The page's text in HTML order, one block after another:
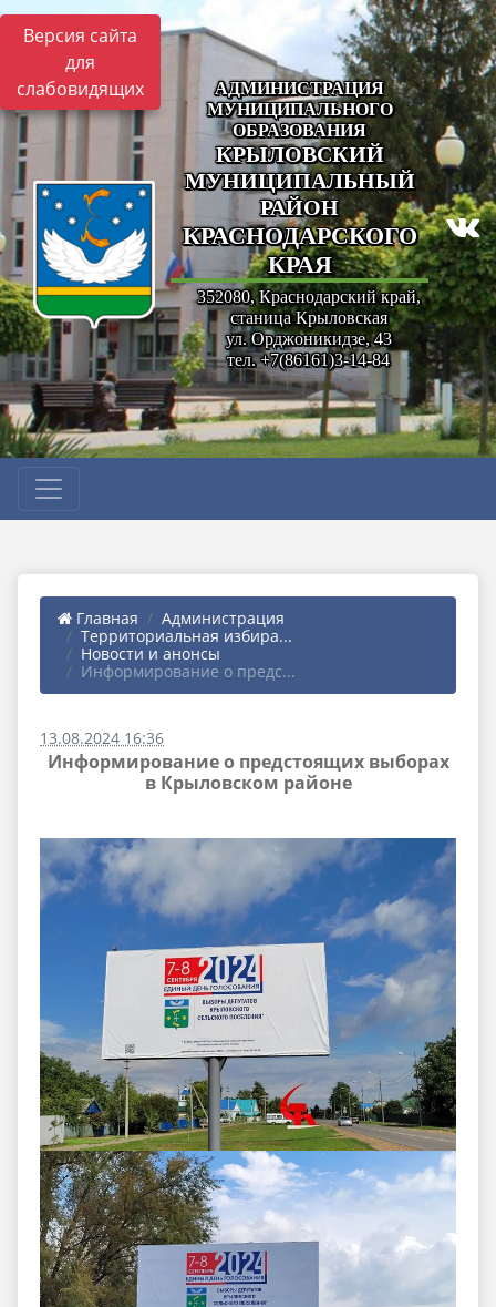
Версия сайта
для
слабовидящих
АДМИНИСТРАЦИЯ
МУНИЦИПАЛЬНОГО
ОБРАЗОВАНИЯ
КРЫЛОВСКИЙ
МУНИЦИПАЛЬНЫЙ
РАЙОН
КРАСНОДАРСКОГО
КРАЯ
352080, Краснодарский край,
станица Крыловская
ул. Орджоникидзе, 43
тел. +7(86161)3-14-84
Главная
Администрация
Территориальная избира...
Новости и анонсы
Информирование о предс...
13.08.2024 16:36
Информирование о предстоящих выборах
в Крыловском районе